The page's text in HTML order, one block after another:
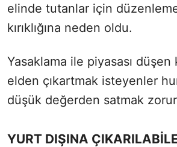
elinde tutanlar için
kırıklığına neden oldu.
Yasaklama ile piyasası düşen
elden çıkartmak isteyenler
düşük değerden satmak
YURT DIŞINA